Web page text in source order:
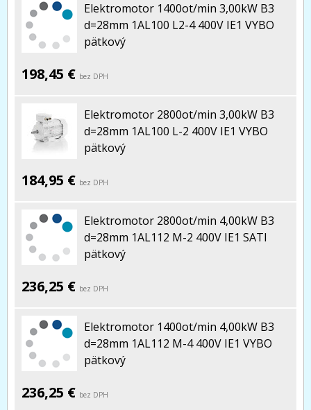
Elektromotor 1400ot/min 3,00kW B3
d=28mm 1AL100 L2-4 400V IE1 VYBO
pätkový
198,45 € bez DPH
Elektromotor 2800ot/min 3,00kW B3
d=28mm 1AL100 L-2 400V IE1 VYBO
pätkový
184,95 € bez DPH
Elektromotor 2800ot/min 4,00kW B3
d=28mm 1AL112 M-2 400V IE1 SATI
pätkový
236,25 € bez DPH
Elektromotor 1400ot/min 4,00kW B3
d=28mm 1AL112 M-4 400V IE1 VYBO
pätkový
236,25 € bez DPH